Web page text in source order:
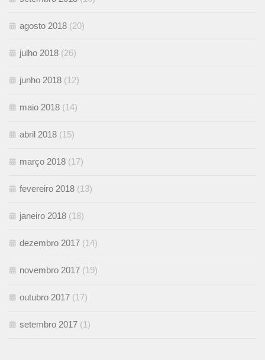
agosto 2018 (20)
julho 2018 (26)
junho 2018 (12)
maio 2018 (14)
abril 2018 (15)
março 2018 (17)
fevereiro 2018 (13)
janeiro 2018 (18)
dezembro 2017 (14)
novembro 2017 (19)
outubro 2017 (17)
setembro 2017 (1)